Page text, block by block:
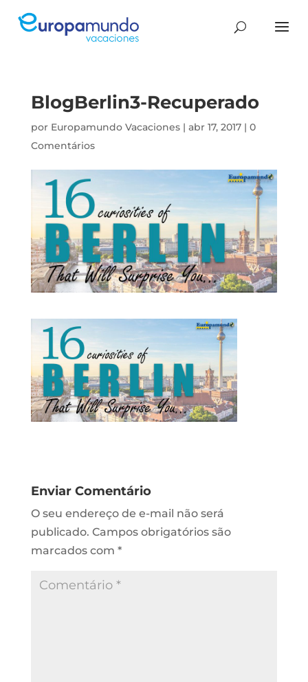
BlogBerlin3-Recuperado
por Europamundo Vacaciones| abr 17, 2017| 0
Comentários
Enviar Comentário
O seu endereço de e-mail não será
publicado. Campos obrigatórios são
marcados com *